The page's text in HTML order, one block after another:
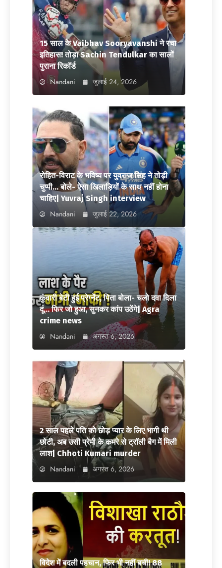
15 साल के Vaibhav Sooryavanshi ने रचा
इतिहास! तोड़ा Sachin Tendulkar का सालों
पुराना रिकॉर्ड
Nandani जुलाई 24, 2026
रोहित-विराट के भविष्य पर युवराज सिंह ने तोड़ी
चुप्पी… बोले- ऐसा खिलाड़ियों के साथ नहीं होना
चाहिए| Yuvraj Singh interview
Nandani जुलाई 22, 2026
कुंवारी बेटी हुई प्रेग्नेंट, पिता बोला- चलो दवा दिला
दूं… फिर जो हुआ, सुनकर कांप उठेंगे| Agra
crime news
Nandani अगस्त 6, 2026
2 साल पहले पति को छोड़ प्यार के लिए भागी थी
छोटी, अब उसी प्रेमी के कमरे से ट्रॉली बैग में मिली
लाश| Chhoti Kumari murder
Nandani अगस्त 6, 2026
विदेश में बदली पहचान, फिर भी नहीं बची! 88